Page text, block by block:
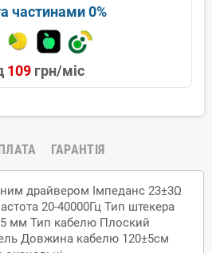
частинами 0%
109грн/міс
ГАРАНТІЯ
драйвером Імпеданс 23±3Ω
20-40000Гц Тип штекера
мм Тип кабелю Плоский
Довжина кабелю 120±5см